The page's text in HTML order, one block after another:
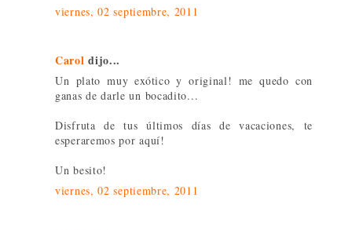
viernes, 02 septiembre, 2011
Carol dijo...
Un plato muy exótico y original! me quedo con
ganas de darle un bocadito...
Disfruta de tus últimos días de vacaciones, te
esperaremos por aquí!
Un besito!
viernes, 02 septiembre, 2011